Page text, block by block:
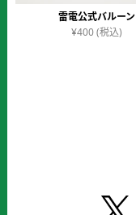
雷電公式バルーン
¥400(税込)